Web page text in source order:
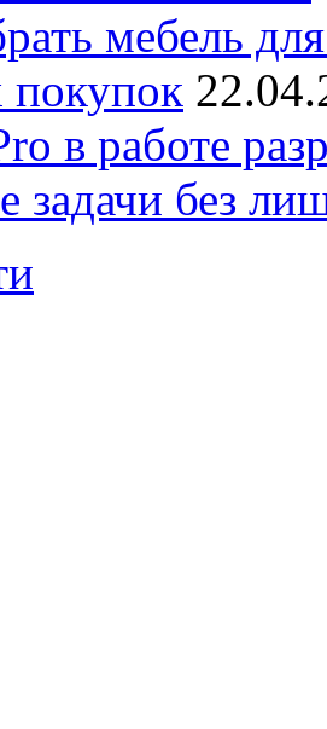
мебель
в работе
задачи без